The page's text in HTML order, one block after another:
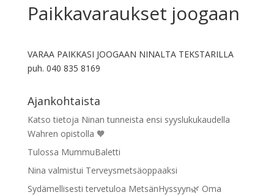
Paikkavaraukset joogaan
VARAA PAIKKASI JOOGAAN NINALTA TEKSTARILLA
puh. 040 835 8169
Ajankohtaista
Katso tietoja Ninan tunneista ensi syyslukukaudella
Wahren opistolla 🧡
Tulossa MummuBaletti
Nina valmistui Terveysmetsäoppaaksi
Sydämellisesti tervetuloa MetsänHyssyyn🌿 Oma